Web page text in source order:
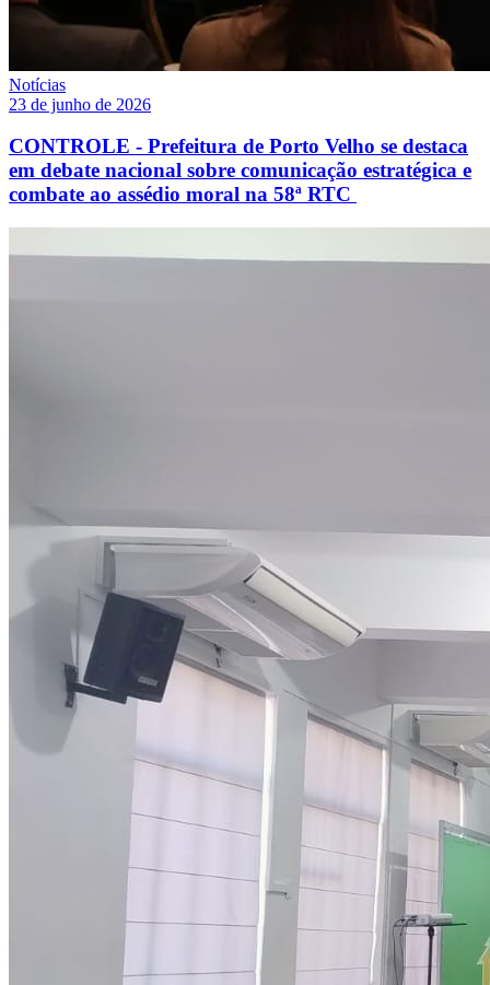
Notícias
23 de junho de 2026
CONTROLE - Prefeitura de Porto Velho se destaca
em debate nacional sobre comunicação estratégica e
combate ao assédio moral na 58ª RTC